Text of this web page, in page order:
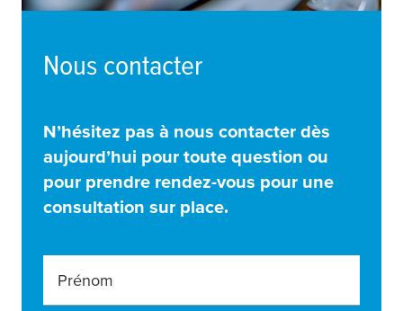
Nous contacter
N’hésitez pas à nous contacter dès
aujourd’hui pour toute question ou
pour prendre rendez-vous pour une
consultation sur place.
Prénom